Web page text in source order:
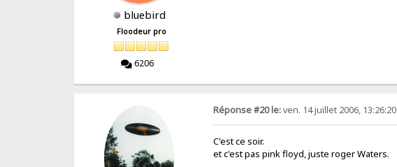
bluebird
Floodeur pro
6206
Réponse #20 le:ven. 14 juillet 2006, 13:26:20
C'est ce soir.
et c'est pas pink floyd, juste roger Waters.